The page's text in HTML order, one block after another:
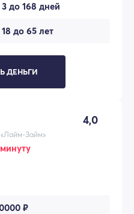
3 до 168 дней
до 65 лет
ДЕНЬГИ
4,0
Займ»
₽